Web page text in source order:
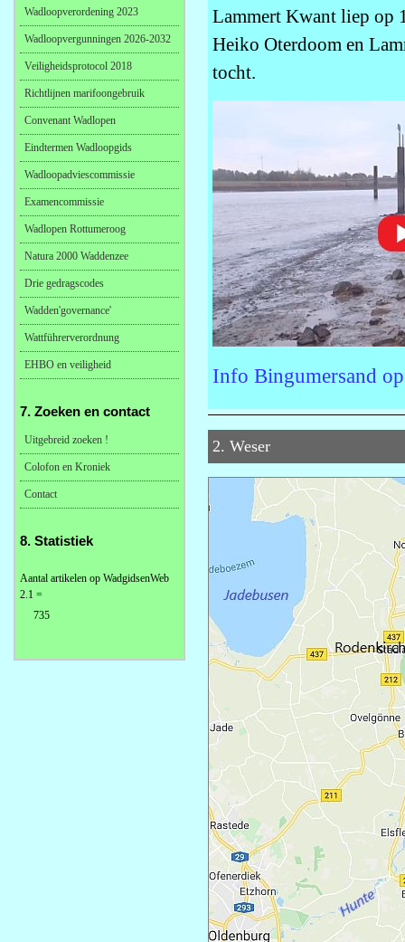
Lammert Kwant liep op
Heiko Oterdoom en
tocht.
Info Bingumersand
2. Weser
Wadloopverordening 2023
Wadloopvergunningen 2026-2032
Veiligheidsprotocol 2018
Richtlijnen marifoongebruik
Convenant Wadlopen
Eindtermen Wadloopgids
Wadloopadviescommissie
Examencommissie
Wadlopen Rottumeroog
Natura 2000 Waddenzee
Drie gedragscodes
Wadden'governance'
Wattführerverordnung
EHBO en veiligheid
7. Zoeken en contact
Uitgebreid zoeken !
Colofon en Kroniek
Contact
8. Statistiek
Aantal artikelen op WadgidsenWeb
2.1 =
735